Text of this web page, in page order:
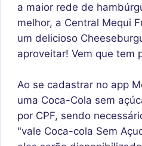
a maior rede de
melhor, a Central Mequi
um delicioso
aproveitar! Vem que tem
Ao se cadastrar no app
uma Coca-Cola sem
por CPF, sendo
"vale Coca-cola Sem